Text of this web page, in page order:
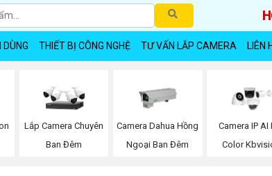
DÙNG THIẾT BỊ CÔNG NGHỆ TƯ VẤN LẮP CAMERA LIÊN
Lắp Camera Chuyên
Ban Đêm
Camera Dahua Hồng
Ngoại Ban Đêm
Camera IP AI
Color